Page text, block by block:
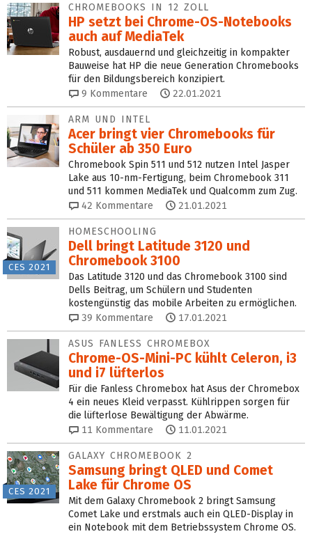
CHROMEBOOKS IN 12 ZOLL
HP setzt bei Chrome-OS-Notebooks
auch auf MediaTek
Robust, ausdauernd und gleichzeitig in kompakter
Bauweise hat HP die neue Generation Chromebooks
für den Bildungsbereich konzipiert.
9 Kommentare 22.01.2021
ARM UND INTEL
Acer bringt vier Chromebooks für
Schüler ab 350 Euro
Chromebook Spin 511 und 512 nutzen Intel Jasper
Lake aus 10-nm-Fertigung, beim Chromebook 311
und 511 kommen MediaTek und Qualcomm zum Zug.
42 Kommentare 21.01.2021
CES 2021
HOMESCHOOLING
Dell bringt Latitude 3120 und
Chrome­book 3100
Das Latitude 3120 und das Chromebook 3100 sind
Dells Beitrag, um Schülern und Studenten
kostengünstig das mobile Arbeiten zu ermöglichen.
39 Kommentare 17.01.2021
ASUS FANLESS CHROMEBOX
Chrome-OS-Mini-PC kühlt Celeron, i3
und i7 lüfterlos
Für die Fanless Chromebox hat Asus der Chromebox
4 ein neues Kleid verpasst. Kühlrippen sorgen für
die lüfterlose Bewältigung der Abwärme.
11 Kommentare 11.01.2021
CES 2021
GALAXY CHROMEBOOK 2
Samsung bringt QLED und Comet
Lake für Chrome OS
Mit dem Galaxy Chromebook 2 bringt Samsung
Comet Lake und erstmals auch ein QLED-Display in
ein Notebook mit dem Betriebssystem Chrome OS.